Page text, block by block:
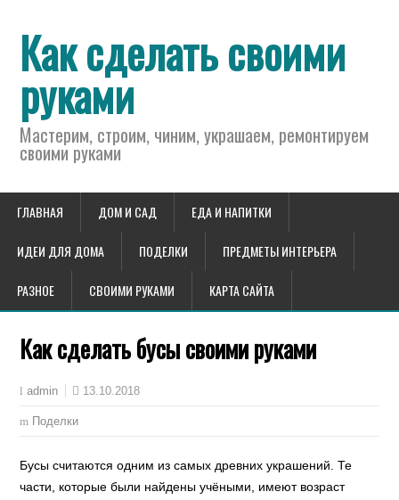
Как сделать своими
руками
Мастерим, строим, чиним, украшаем, ремонтируем
своими руками
ГЛАВНАЯ ДОМ И САД ЕДА И НАПИТКИ
ИДЕИ ДЛЯ ДОМА ПОДЕЛКИ ПРЕДМЕТЫ ИНТЕРЬЕРА
РАЗНОЕ СВОИМИ РУКАМИ КАРТА САЙТА
Как сделать бусы своими руками
admin 13.10.2018
Поделки
Бусы считаются одним из самых древних украшений. Те
части, которые были найдены учёными, имеют возраст